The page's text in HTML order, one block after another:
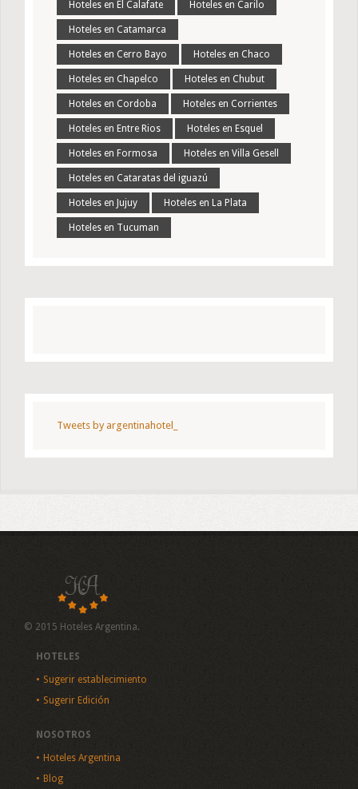
Hoteles en El Calafate Hoteles en Carilo
Hoteles en Catamarca
Hoteles en Cerro Bayo Hoteles en Chaco
Hoteles en Chapelco Hoteles en Chubut
Hoteles en Cordoba Hoteles en Corrientes
Hoteles en Entre Rios Hoteles en Esquel
Hoteles en Formosa Hoteles en Villa Gesell
Hoteles en Cataratas del iguazú
Hoteles en Jujuy Hoteles en La Plata
Hoteles en Tucuman
Tweets by argentinahotel_
© 2015 Hoteles Argentina.
HOTELES
Sugerir establecimiento
Sugerir Edición
NOSOTROS
Hoteles Argentina
Blog